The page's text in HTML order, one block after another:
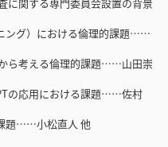
ング）における倫理的課題……
ら考える倫理的課題……山田崇
の応用における課題……佐村
題……小松直人 他